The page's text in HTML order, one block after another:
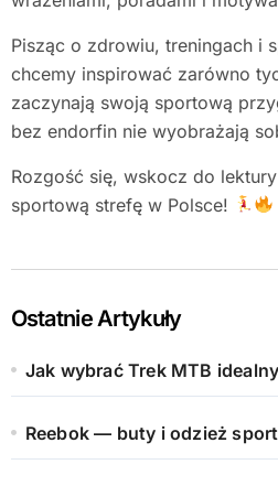
Pisząc o zdrowiu, treningach i
chcemy inspirować zarówno
zaczynają swoją sportową
bez endorfin nie wyobrażają
Rozgość się, wskocz do
sportową strefę w Polsce!
Ostatnie Artykuły
Jak wybrać Trek MTB
Reebok — buty i odzież